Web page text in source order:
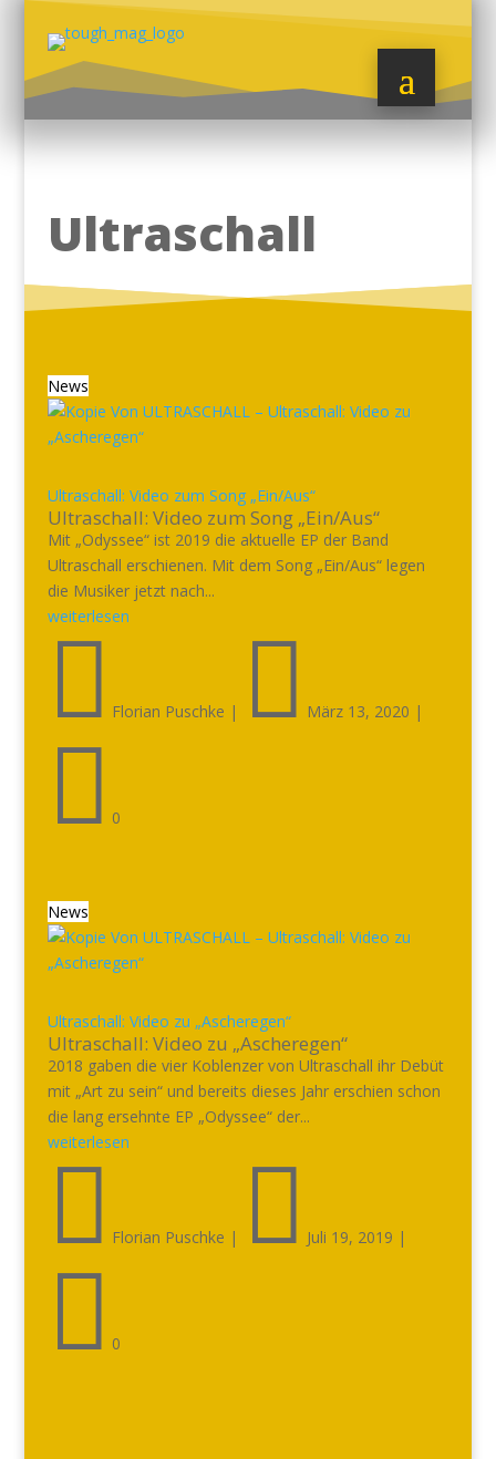
Ultraschall
News
Ultraschall: Video zum Song „Ein/Aus“
Ultraschall: Video zum Song „Ein/Aus“
Mit „Odyssee“ ist 2019 die aktuelle EP der Band
Ultraschall erschienen. Mit dem Song „Ein/Aus“ legen
die Musiker jetzt nach...
weiterlesen
 Florian Puschke |  März 13, 2020 |
 0
News
Ultraschall: Video zu „Ascheregen“
Ultraschall: Video zu „Ascheregen“
2018 gaben die vier Koblenzer von Ultraschall ihr Debüt
mit „Art zu sein“ und bereits dieses Jahr erschien schon
die lang ersehnte EP „Odyssee“ der...
weiterlesen
 Florian Puschke |  Juli 19, 2019 |
 0